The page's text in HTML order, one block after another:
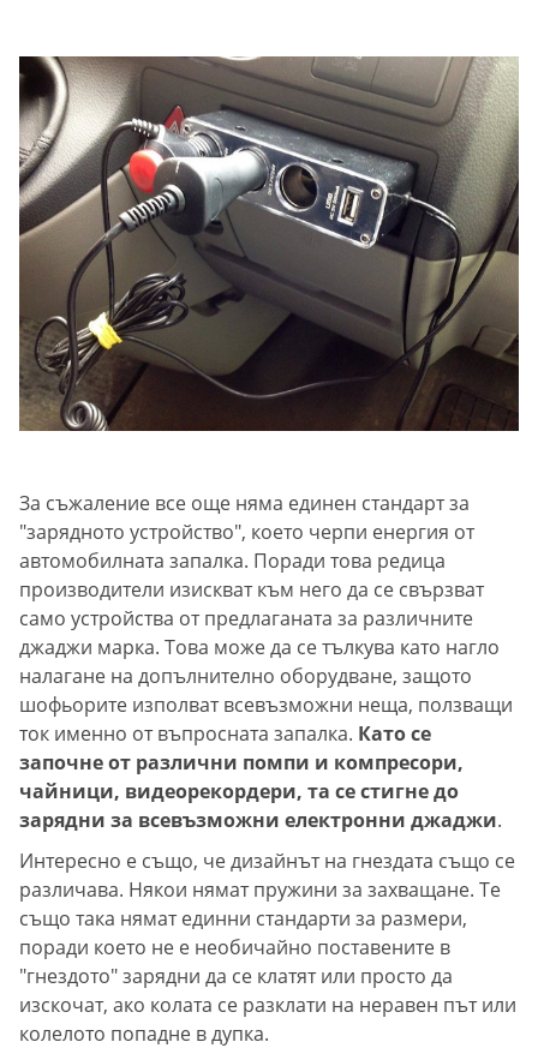
За съжаление все още няма единен стандарт за
"зарядното устройство", което черпи енергия от
автомобилната запалка. Поради това редица
производители изискват към него да се свързват
само устройства от предлаганата за различните
джаджи марка. Това може да се тълкува като нагло
налагане на допълнително оборудване, защото
шофьорите изполват всевъзможни неща, ползващи
ток именно от въпросната запалка. Като се
започне от различни помпи и компресори,
чайници, видеорекордери, та се стигне до
зарядни за всевъзможни електронни джаджи.
Интересно е също, че дизайнът на гнездата също се
различава. Някои нямат пружини за захващане. Те
също така нямат единни стандарти за размери,
поради което не е необичайно поставените в
"гнездото" зарядни да се клатят или просто да
изскочат, ако колата се разклати на неравен път или
колелото попадне в дупка.